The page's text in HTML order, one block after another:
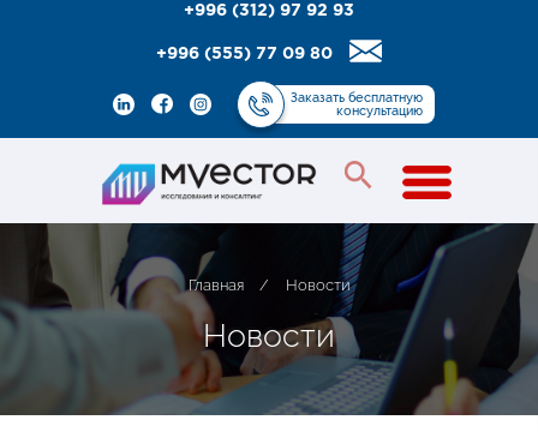
+996 (312) 97 92 93
+996 (555) 77 09 80
Заказатьбесплатную
консультацию
Главная / Новости
Новости